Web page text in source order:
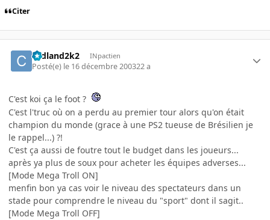
Citer
cedland2k2 INpactien
Posté(e) le 16 décembre 200322 a
C'est koi ça le foot ?
C'est l'truc où on a perdu au premier tour alors qu'on était
champion du monde (grace à une PS2 tueuse de Brésilien je
le rappel...) ?!
C'est ça aussi de foutre tout le budget dans les joueurs...
après ya plus de soux pour acheter les équipes adverses...
[Mode Mega Troll ON]
menfin bon ya cas voir le niveau des spectateurs dans un
stade pour comprendre le niveau du "sport" dont il sagit..
[Mode Mega Troll OFF]